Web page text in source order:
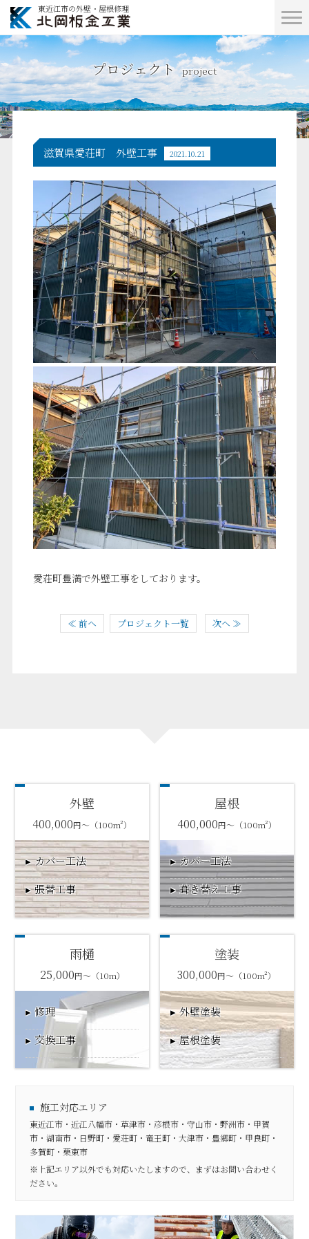
東近江市の外壁・屋根修理
プロジェクト project
滋賀県愛荘町 外壁工事 2021.10.21
愛荘町豊満で外壁工事をしております。
≪ 前へ プロジェクト一覧 次へ ≫
外壁
400,000円～（100m²）
カバー工法
張替工事
屋根
400,000円～（100m²）
カバー工法
葺き替え工事
雨樋
25,000円～（10m）
修理
交換工事
塗装
300,000円～（100m²）
外壁塗装
屋根塗装
施工対応エリア
東近江市・近江八幡市・草津市・彦根市・守山市・野洲市・甲賀
市・湖南市・日野町・愛荘町・竜王町・大津市・豊郷町・甲良町・
多賀町・栗東市
※上記エリア以外でも対応いたしますので、まずはお問い合わせく
ださい。